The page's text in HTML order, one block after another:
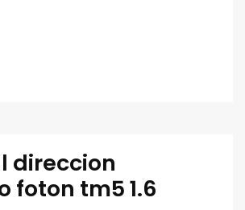
direccion
foton tm5 1.6